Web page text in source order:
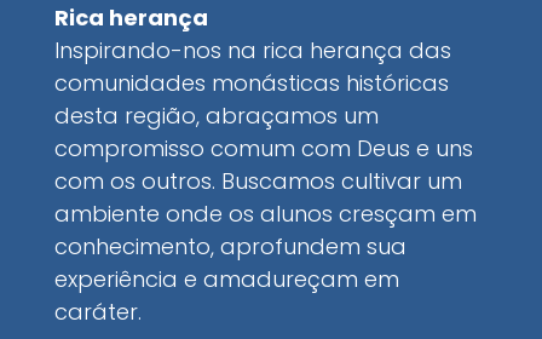
Rica herança
Inspirando-nos na rica herança das
comunidades monásticas históricas
desta região, abraçamos um
compromisso comum com Deus e uns
com os outros. Buscamos cultivar um
ambiente onde os alunos cresçam em
conhecimento, aprofundem sua
experiência e amadureçam em
caráter.